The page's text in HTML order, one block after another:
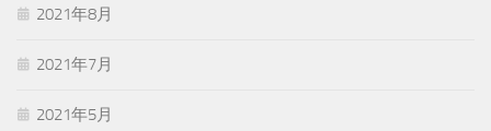
2021年8月
2021年7月
2021年5月